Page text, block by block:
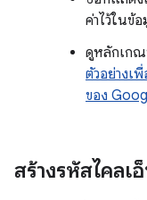
ค่าไว้ในข้
ดูหลักเกณ
ตัวอย่างเ
ของ
สร้างรหัสไคล